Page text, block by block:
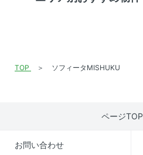
TOP ソフィータMISHUKU
ページTOP
お問い合わせ